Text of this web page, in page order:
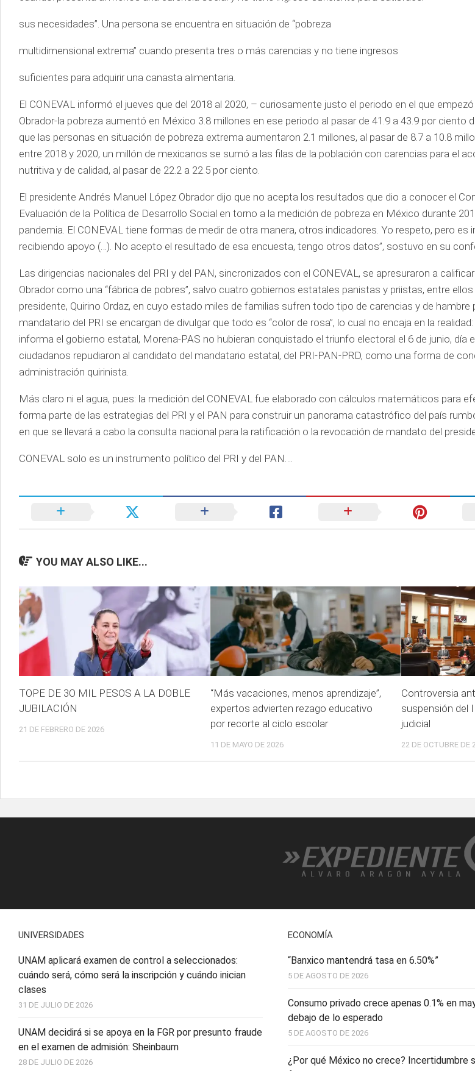
sus necesidades”. Una persona se encuentra en situación de “pobreza
multidimensional extrema” cuando presenta tres o más carencias y no tiene ingresos
suficientes para adquirir una canasta alimentaria.
El CONEVAL informó el jueves que del 2018 al 2020, – curiosamente justo el periodo en el que
Obrador-la pobreza aumentó en México 3.8 millones en ese periodo al pasar de 41.9 a 43.9 por ciento
que las personas en situación de pobreza extrema aumentaron 2.1 millones, al pasar de 8.7 a 10.8
entre 2018 y 2020, un millón de mexicanos se sumó a las filas de la población con carencias para el
nutritiva y de calidad, al pasar de 22.2 a 22.5 por ciento.
El presidente Andrés Manuel López Obrador dijo que no acepta los resultados que dio a conocer el
Evaluación de la Política de Desarrollo Social en torno a la medición de pobreza en México durante
pandemia. El CONEVAL tiene formas de medir de otra manera, otros indicadores. Yo respeto, pero es
recibiendo apoyo (…). No acepto el resultado de esa encuesta, tengo otros datos”, sostuvo en su
Las dirigencias nacionales del PRI y del PAN, sincronizados con el CONEVAL, se apresuraron a
Obrador como una “fábrica de pobres”, salvo cuatro gobiernos estatales panistas y priistas, entre ellos
presidente, Quirino Ordaz, en cuyo estado miles de familias sufren todo tipo de carencias y de
mandatario del PRI se encargan de divulgar que todo es “color de rosa”, lo cual no encaja en la
informa el gobierno estatal, Morena-PAS no hubieran conquistado el triunfo electoral el 6 de junio, día
ciudadanos repudiaron al candidato del mandatario estatal, del PRI-PAN-PRD, como una forma de
administración quirinista.
Más claro ni el agua, pues: la medición del CONEVAL fue elaborado con cálculos matemáticos para
forma parte de las estrategias del PRI y el PAN para construir un panorama catastrófico del país
en que se llevará a cabo la consulta nacional para la ratificación o la revocación de mandato del
CONEVAL solo es un instrumento político del PRI y del PAN….
YOU MAY ALSO LIKE...
TOPE DE 3O MIL PESOS A LA DOBLE
JUBILACIÓN
21 DE FEBRERO DE 2026
“Más vacaciones, menos aprendizaje”,
expertos advierten rezago educativo
por recorte al ciclo escolar
11 DE MAYO DE 2026
Controversia
suspensión del
judicial
22 DE OCTUBRE DE
UNIVERSIDADES
UNAM aplicará examen de control a seleccionados:
cuándo será, cómo será la inscripción y cuándo inician
clases
31 DE JULIO DE 2026
UNAM decidirá si se apoya en la FGR por presunto fraude
en el examen de admisión: Sheinbaum
28 DE JULIO DE 2026
ECONOMÍA
“Banxico mantendrá tasa en 6.50%”
5 DE AGOSTO DE 2026
Consumo privado crece apenas 0.1% en
debajo de lo esperado
5 DE AGOSTO DE 2026
¿Por qué México no crece? Incertidumbre